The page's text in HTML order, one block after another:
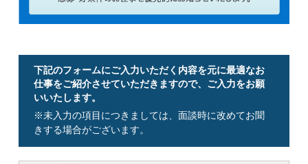
下記のフォームにご入力いただく内容を元に最適なお
仕事をご紹介させていただきますので、ご入力をお願
いいたします。
※未入力の項目につきましては、面談時に改めてお聞
きする場合がございます。